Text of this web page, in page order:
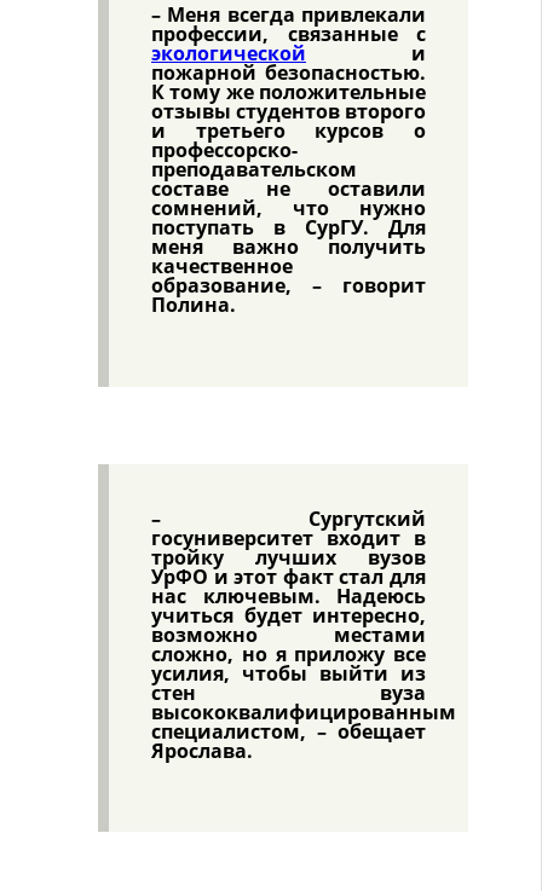
– Меня всегда привлекали
профессии, связанные с
экологической и
пожарной безопасностью.
К тому же положительные
отзывы студентов второго
и третьего курсов о
профессорско-
преподавательском
составе не оставили
сомнений, что нужно
поступать в СурГУ. Для
меня важно получить
качественное
образование, – говорит
Полина.
– Сургутский
госуниверситет входит в
тройку лучших вузов
УрФО и этот факт стал для
нас ключевым. Надеюсь
учиться будет интересно,
возможно местами
сложно, но я приложу все
усилия, чтобы выйти из
стен вуза
высококвалифицированным
специалистом, – обещает
Ярослава.